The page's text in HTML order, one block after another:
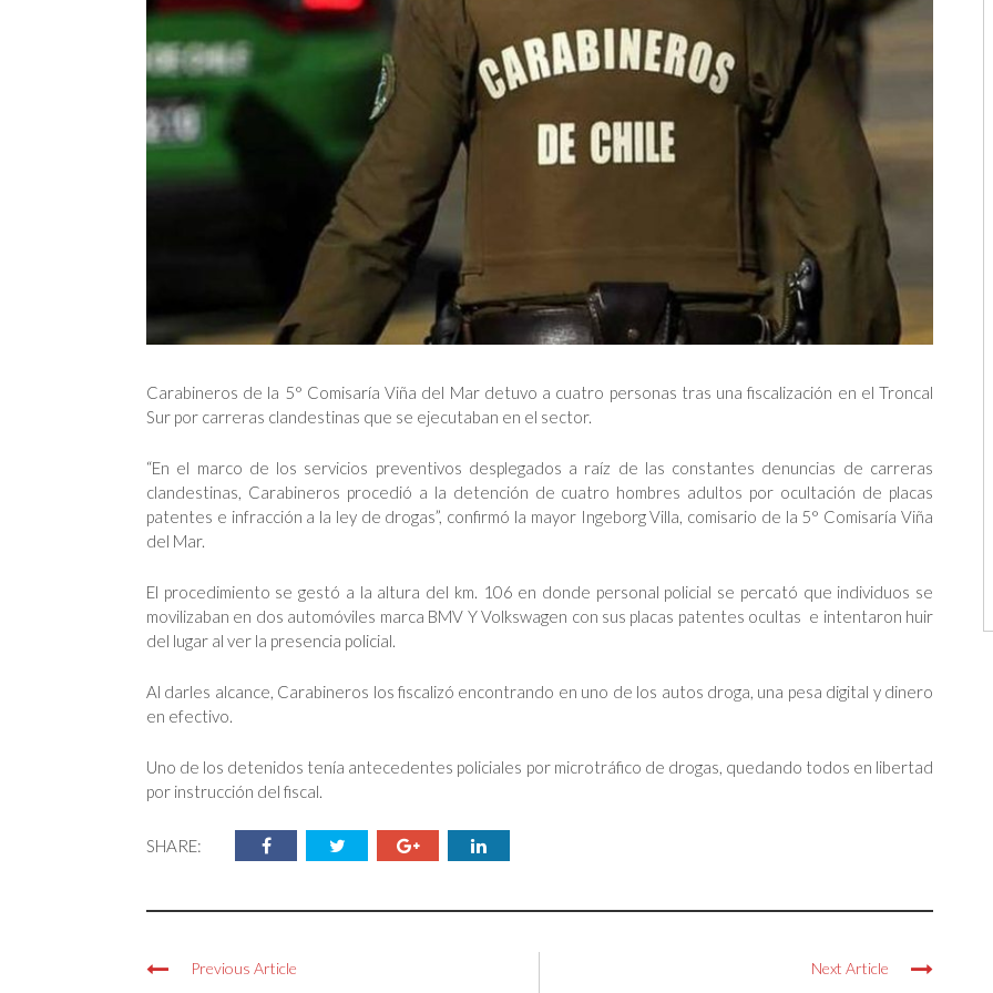
Carabineros de la 5° Comisaría Viña del Mar detuvo a cuatro personas tras una fiscalización en el Troncal
Sur por carreras clandestinas que se ejecutaban en el sector.
“En el marco de los servicios preventivos desplegados a raíz de las constantes denuncias de carreras
clandestinas, Carabineros procedió a la detención de cuatro hombres adultos por ocultación de placas
patentes e infracción a la ley de drogas”, confirmó la mayor Ingeborg Villa, comisario de la 5° Comisaría Viña
del Mar.
El procedimiento se gestó a la altura del km. 106 en donde personal policial se percató que individuos se
movilizaban en dos automóviles marca BMV Y Volkswagen con sus placas patentes ocultas e intentaron huir
del lugar al ver la presencia policial.
Al darles alcance, Carabineros los fiscalizó encontrando en uno de los autos droga, una pesa digital y dinero
en efectivo.
Uno de los detenidos tenía antecedentes policiales por microtráfico de drogas, quedando todos en libertad
por instrucción del fiscal.
SHARE:
Previous Article Next Article